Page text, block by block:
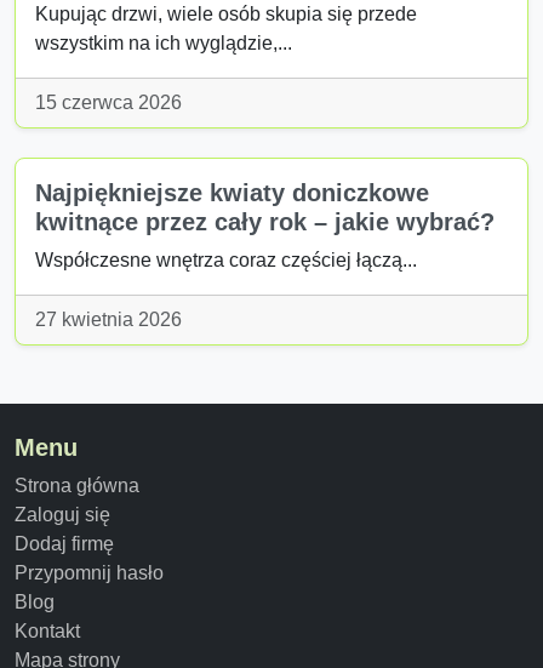
Kupując drzwi, wiele osób skupia się przede
wszystkim na ich wyglądzie,...
15 czerwca 2026
Najpiękniejsze kwiaty doniczkowe
kwitnące przez cały rok – jakie wybrać?
Współczesne wnętrza coraz częściej łączą...
27 kwietnia 2026
Menu
Strona główna
Zaloguj się
Dodaj firmę
Przypomnij hasło
Blog
Kontakt
Mapa strony